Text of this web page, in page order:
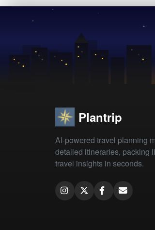
Plantrip
AI-powered travel planning
detailed itineraries, packing
travel insights in seconds.